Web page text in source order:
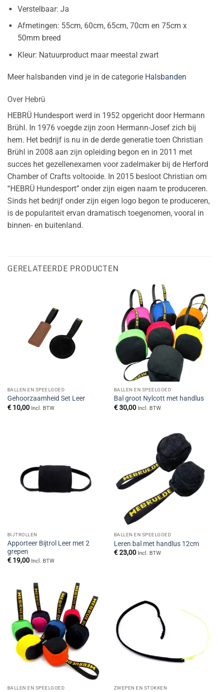
Verstelbaar: Ja
Afmetingen: 55cm, 60cm, 65cm, 70cm en 75cm x
50mm breed
Kleur: Natuurproduct maar meestal zwart
Meer halsbanden vind je in de categorie Halsbanden
Over Hebrü
HEBRÜ Hundesport werd in 1952 opgericht door Hermann
Brühl. In 1976 voegde zijn zoon Hermann-Josef zich bij
hem. Het bedrijf is nu in de derde generatie toen Christian
Brühl in 2008 aan zijn opleiding begon en in 2011 met
succes het gezellenexamen voor zadelmaker bij de Herford
Chamber of Crafts voltooide. In 2015 besloot Christian om
“HEBRÜ Hundesport” onder zijn eigen naam te produceren.
Sinds het bedrijf onder zijn eigen logo begon te produceren,
is de populariteit ervan dramatisch toegenomen, vooral in
binnen- en buitenland.
GERELATEERDE PRODUCTEN
BALLEN EN SPEELGOED
Gehoorzaamheid Set Leer
€10,00 Incl. BTW
BALLEN EN SPEELGOED
Bal groot Nylcott met handlus
€30,00 Incl. BTW
BIJTROLLEN
Apporteer Bijtrol Leer met 2
grepen
€19,00 Incl. BTW
BALLEN EN SPEELGOED
Leren bal met handlus 12cm
€23,00 Incl. BTW
BALLEN EN SPEELGOED ZWEPEN EN STOKKEN